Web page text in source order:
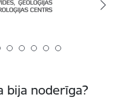
bija noderīga?